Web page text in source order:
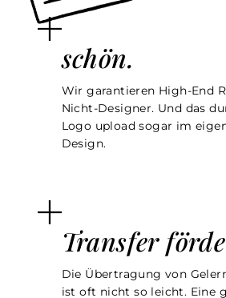
schön.
Wir garantieren High-End
Nicht-Designer. Und das
Logo upload sogar im
Design.
Transfer
Die Übertragung von
ist oft nicht so leicht. Eine